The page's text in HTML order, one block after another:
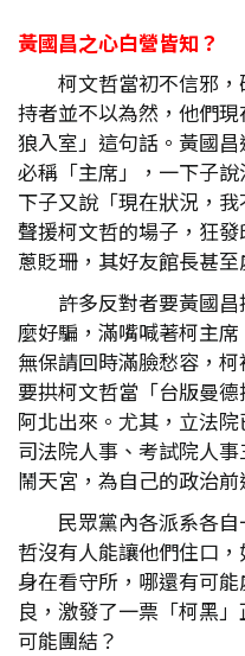
黃國昌之心白營皆知？
柯文哲當初不信邪
持者並不以為然，他們
狼入室」這句話。黃國
必稱「主席」，一下子
下子又說「現在狀況，
聲援柯文哲的場子，狂
蔥貶珊，其好友館長甚至
許多反對者要黃國
麼好騙，滿嘴喊著柯主
無保請回時滿臉愁容，
要拱柯文哲當「台版曼
阿北出來。尤其，立法
司法院人事、考試院人
鬧天宮，為自己的政治前
民眾黨內各派系各
哲沒有人能讓他們住口
身在看守所，哪還有可
良，激發了一票「柯黑
可能團結？